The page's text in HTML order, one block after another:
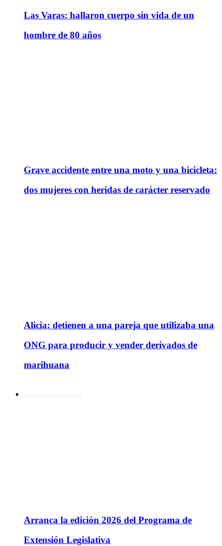
Las Varas: hallaron cuerpo sin vida de un
hombre de 80 años
Grave accidente entre una moto y una bicicleta:
dos mujeres con heridas de carácter reservado
Alicia: detienen a una pareja que utilizaba una
ONG para producir y vender derivados de
marihuana
Arranca la edición 2026 del Programa de
Extensión Legislativa